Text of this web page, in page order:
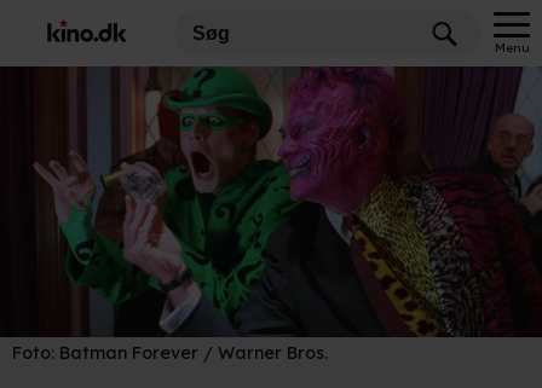
Menu
Foto: Batman Forever / Warner Bros.